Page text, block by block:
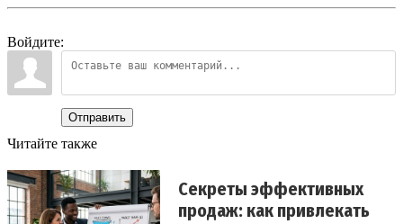
Войдите:
Отправить
Читайте также
Секреты эффективных
продаж: как привлекать